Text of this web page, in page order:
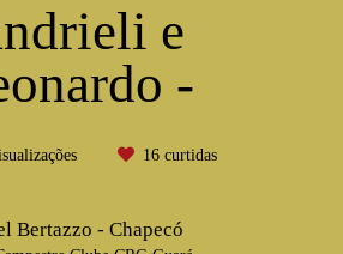
e
-
16 curtidas
Bertazzo - Chapecó